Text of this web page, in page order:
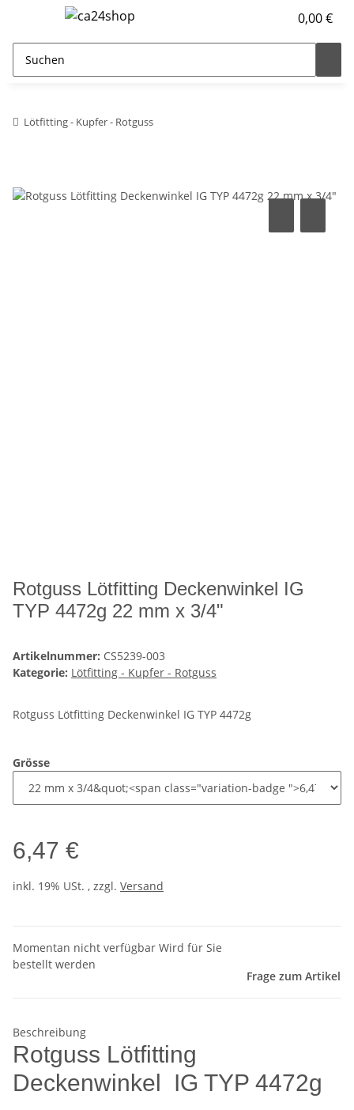
0,00 €
Lötfitting - Kupfer - Rotguss
Rotguss Lötfitting Deckenwinkel IG
TYP 4472g 22 mm x 3/4"
Artikelnummer: CS5239-003
Kategorie: Lötfitting - Kupfer - Rotguss
Rotguss Lötfitting Deckenwinkel IG TYP 4472g
Grösse
6,47 €
inkl. 19% USt. , zzgl. Versand
Momentan nicht verfügbar Wird für Sie
bestellt werden
Frage zum Artikel
Beschreibung
Rotguss Lötfitting
Deckenwinkel IG TYP 4472g